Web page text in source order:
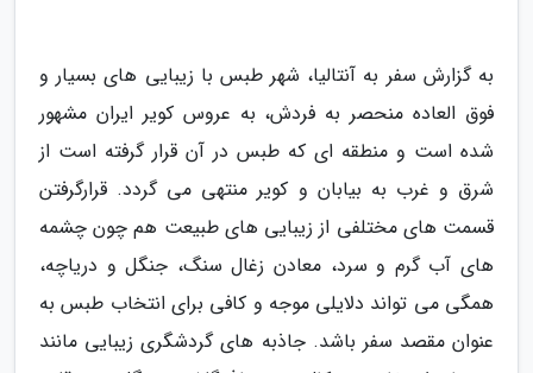
به گزارش سفر به آنتالیا، شهر طبس با زیبایی های بسیار و
فوق العاده منحصر به فردش، به عروس کویر ایران مشهور
شده است و منطقه ای که طبس در آن قرار گرفته است از
شرق و غرب به بیابان و کویر منتهی می گردد. قرارگرفتن
قسمت های مختلفی از زیبایی های طبیعت هم چون چشمه
های آب گرم و سرد، معادن زغال سنگ، جنگل و دریاچه،
همگی می تواند دلایلی موجه و کافی برای انتخاب طبس به
عنوان مقصد سفر باشد. جاذبه های گردشگری زیبایی مانند